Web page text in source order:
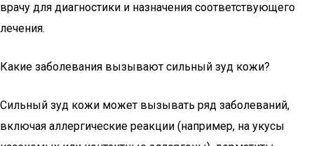
врачу для диагностики и назначения соответствующего
лечения.
Какие заболевания вызывают сильный зуд кожи?
Сильный зуд кожи может вызывать ряд заболеваний,
включая аллергические реакции (например, на укусы